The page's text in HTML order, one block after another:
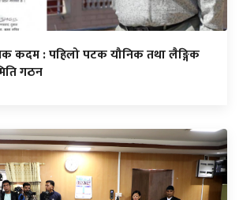
कदम : पहिलो पटक यौनिक तथा लैङ्गिक
गठन